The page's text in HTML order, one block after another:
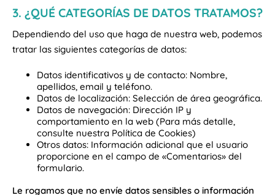
3. ¿QUÉ CATEGORÍAS DE DATOS TRATAMOS?
Dependiendo del uso que haga de nuestra web, podemos
tratar las siguientes categorías de datos:
Datos identificativos y de contacto: Nombre,
apellidos, email y teléfono.
Datos de localización: Selección de área geográfica.
Datos de navegación: Dirección IP y
comportamiento en la web (Para más detalle,
consulte nuestra Política de Cookies)
Otros datos: Información adicional que el usuario
proporcione en el campo de «Comentarios» del
formulario.
Le rogamos que no envíe datos sensibles o información